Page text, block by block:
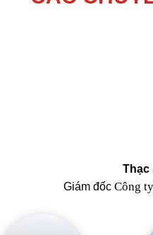
Thạc
Giám đốc Công